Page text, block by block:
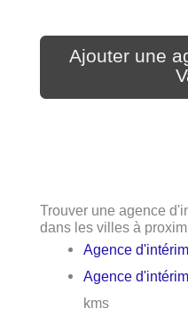
Ajouter une
Trouver une agence
dans les villes à
Agence
Agence d'intérim
kms